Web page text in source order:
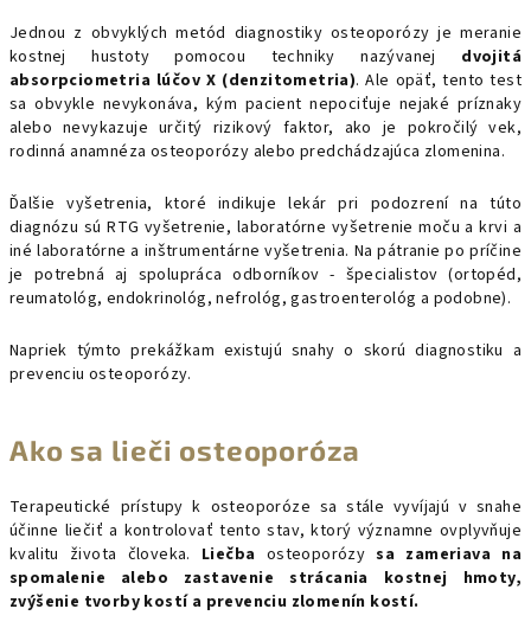
Jednou z obvyklých metód diagnostiky osteoporózy je meranie
kostnej hustoty pomocou techniky nazývanej dvojitá
absorpciometria lúčov X (denzitometria). Ale opäť, tento test
sa obvykle nevykonáva, kým pacient nepociťuje nejaké príznaky
alebo nevykazuje určitý rizikový faktor, ako je pokročilý vek,
rodinná anamnéza osteoporózy alebo predchádzajúca zlomenina.
Ďalšie vyšetrenia, ktoré indikuje lekár pri podozrení na túto
diagnózu sú RTG vyšetrenie, laboratórne vyšetrenie moču a krvi a
iné laboratórne a inštrumentárne vyšetrenia. Na pátranie po príčine
je potrebná aj spolupráca odborníkov - špecialistov (ortopéd,
reumatológ, endokrinológ, nefrológ, gastroenterológ a podobne).
Napriek týmto prekážkam existujú snahy o skorú diagnostiku a
prevenciu osteoporózy.
Ako sa lieči osteoporóza
Terapeutické prístupy k osteoporóze sa stále vyvíjajú v snahe
účinne liečiť a kontrolovať tento stav, ktorý významne ovplyvňuje
kvalitu života človeka. Liečba osteoporózysa zameriava na
spomalenie alebo zastavenie strácania kostnej hmoty,
zvýšenie tvorby kostí a prevenciu zlomenín kostí.